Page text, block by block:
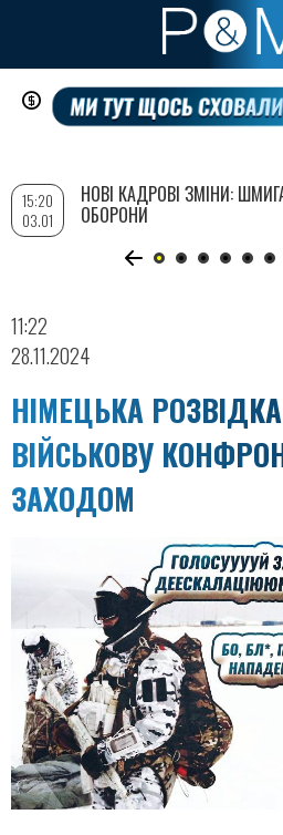
Перейти
до
вмісту
11:22
28.11.2024
НІМЕЦЬКА
ВІЙСЬКОВУ
ЗАХОДОМ
15:20
03.01
НОВІ КАДРОВІ ЗМІНИ:
ОБОРОНИ